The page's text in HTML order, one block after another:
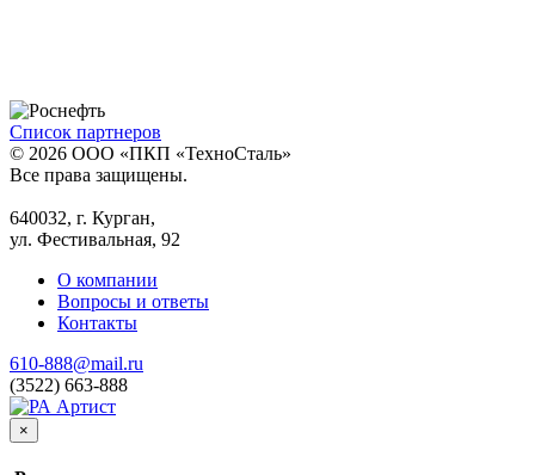
Список партнеров
© 2026 ООО «ПКП «ТехноСталь»
Все права защищены.
640032, г. Курган,
ул. Фестивальная, 92
О компании
Вопросы и ответы
Контакты
610-888@mail.ru
(3522) 663-888
×